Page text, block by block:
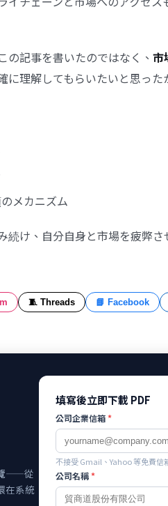
記事を書いたのではなく、 市
に理解してもらいたいと思った
メカニズム
続け、自分自身と市場を疲弊
🧵 Threads 📘 Facebook
——從
在系統
填寫後立即下載 PDF
公司企業信箱*
不接受 Gmail、Yahoo 等免費信
公司名稱*